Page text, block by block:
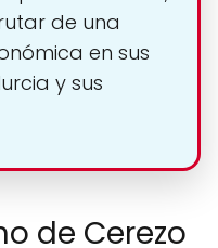
de una
en sus
y sus
de Cerezo